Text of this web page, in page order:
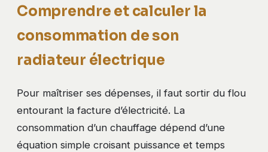
Comprendre et calculer la
consommation de son
radiateur électrique
Pour maîtriser ses dépenses, il faut sortir du flou
entourant la facture d’électricité. La
consommation d’un chauffage dépend d’une
équation simple croisant puissance et temps